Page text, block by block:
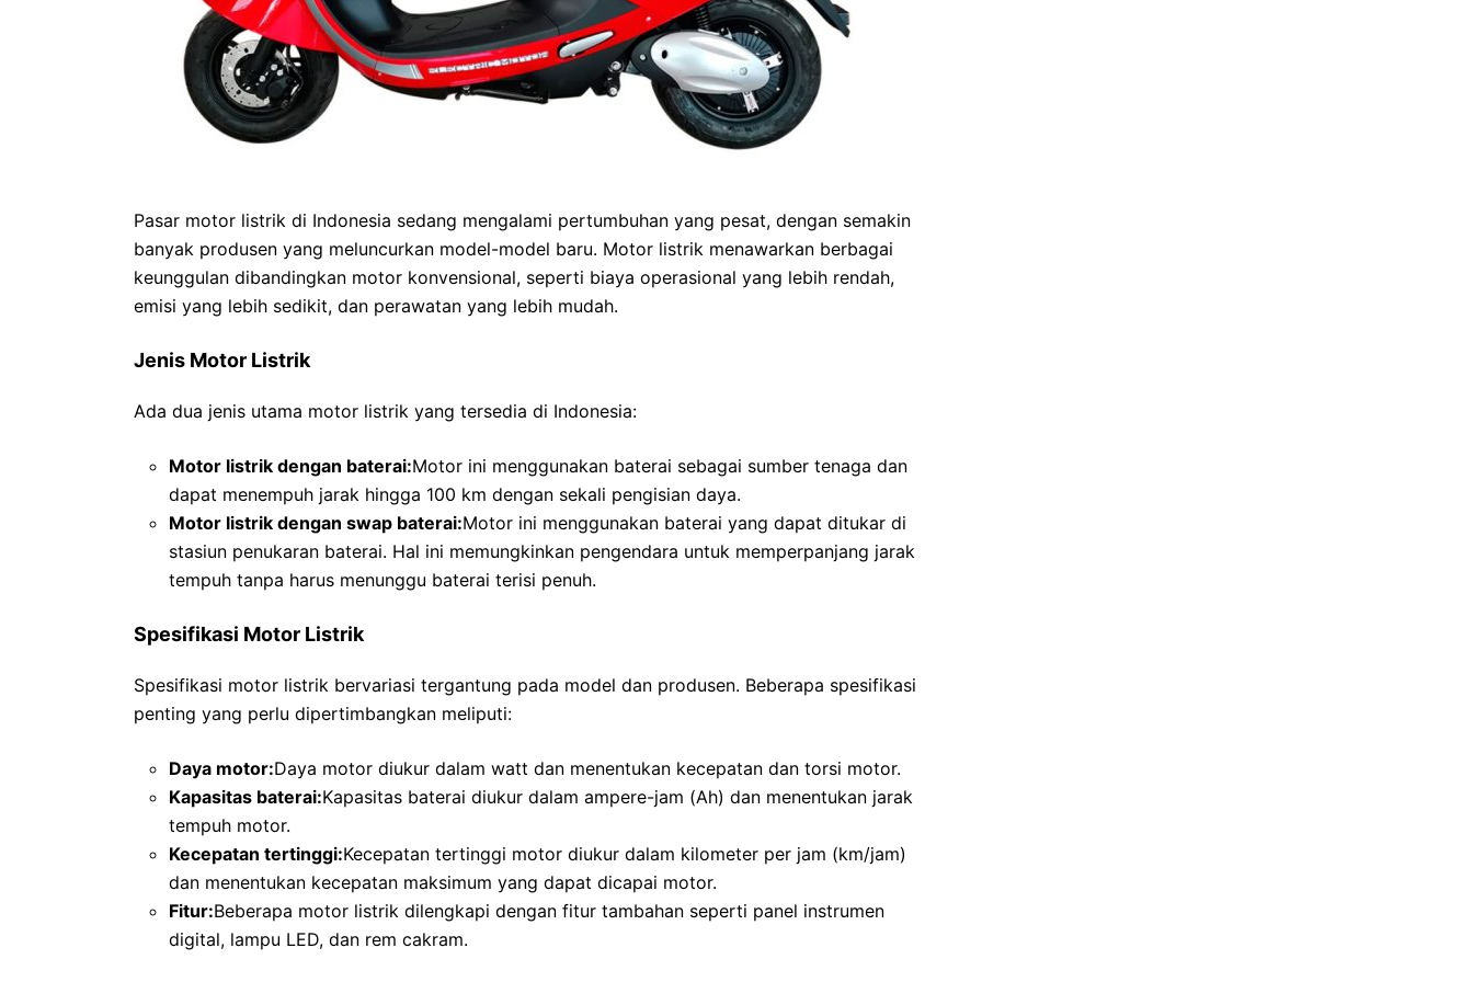
Pasar motor listrik di Indonesia sedang mengalami pertumbuhan yang pesat, dengan semakin
banyak produsen yang meluncurkan model-model baru. Motor listrik menawarkan berbagai
keunggulan dibandingkan motor konvensional, seperti biaya operasional yang lebih rendah,
emisi yang lebih sedikit, dan perawatan yang lebih mudah.
Jenis Motor Listrik
Ada dua jenis utama motor listrik yang tersedia di Indonesia:
Motor listrik dengan baterai:Motor ini menggunakan baterai sebagai sumber tenaga dan
dapat menempuh jarak hingga 100 km dengan sekali pengisian daya.
Motor listrik dengan swap baterai:Motor ini menggunakan baterai yang dapat ditukar di
stasiun penukaran baterai. Hal ini memungkinkan pengendara untuk memperpanjang jarak
tempuh tanpa harus menunggu baterai terisi penuh.
Spesifikasi Motor Listrik
Spesifikasi motor listrik bervariasi tergantung pada model dan produsen. Beberapa spesifikasi
penting yang perlu dipertimbangkan meliputi:
Daya motor:Daya motor diukur dalam watt dan menentukan kecepatan dan torsi motor.
Kapasitas baterai:Kapasitas baterai diukur dalam ampere-jam (Ah) dan menentukan jarak
tempuh motor.
Kecepatan tertinggi:Kecepatan tertinggi motor diukur dalam kilometer per jam (km/jam)
dan menentukan kecepatan maksimum yang dapat dicapai motor.
Fitur:Beberapa motor listrik dilengkapi dengan fitur tambahan seperti panel instrumen
digital, lampu LED, dan rem cakram.